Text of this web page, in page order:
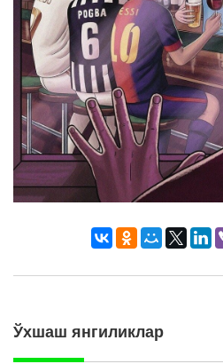
Ўхшаш янгиликлар